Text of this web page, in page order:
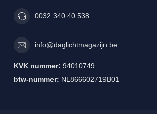
0032 340 40 538
info@daglichtmagazijn.be
KVK nummer: 94010749
btw-nummer: NL866602719B01